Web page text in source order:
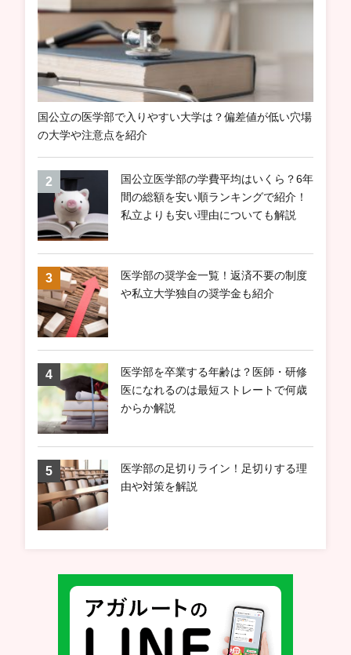
国公立の医学部で入りやすい大学は？偏差値が低い穴場
の大学や注意点を紹介
国公立医学部の学費平均はいくら？6年
間の総額を安い順ランキングで紹介！
私立よりも安い理由についても解説
医学部の奨学金一覧！返済不要の制度
や私立大学独自の奨学金も紹介
医学部を卒業する年齢は？医師・研修
医になれるのは最短ストレートで何歳
からか解説
医学部の足切りライン！足切りする理
由や対策を解説